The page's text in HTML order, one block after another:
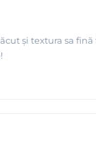
și textura sa